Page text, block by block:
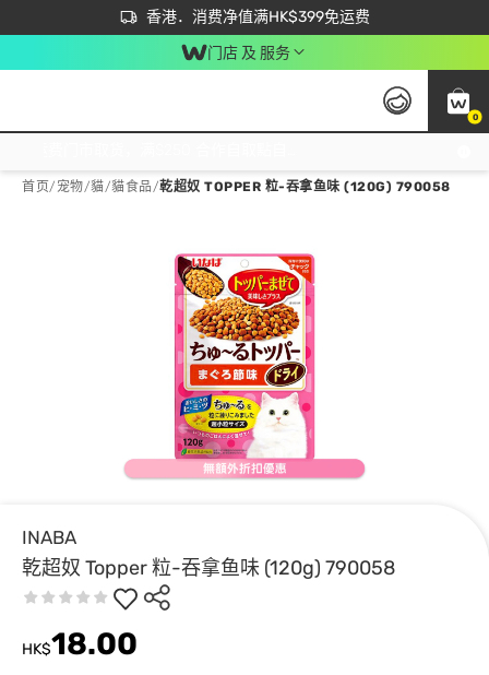
香港．消费净值满HK$399免运费
立即成为易赏钱会员尽享独家优惠
首次APP下单买满$450 输入 NEWAPP 即减$50
门店 及 服务
0
首页/ 宠物/貓/貓食品/乾超奴 TOPPER 粒-吞拿鱼味 (120G) 790058
INABA
乾超奴 Topper 粒-吞拿鱼味 (120g) 790058
HK$18.00